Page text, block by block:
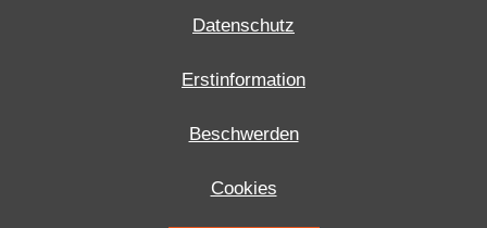
Datenschutz
Erstinformation
Beschwerden
Cookies